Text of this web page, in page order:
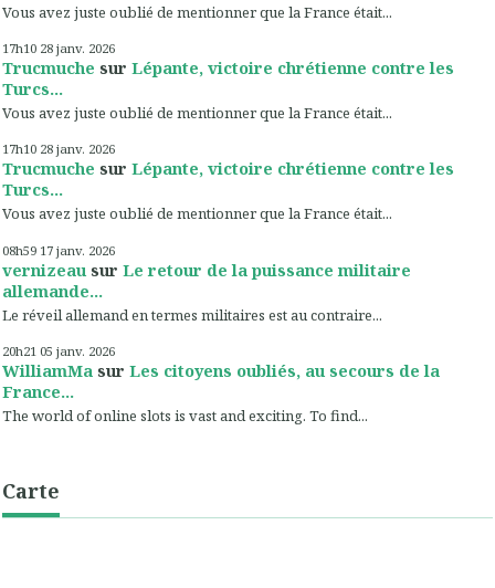
Vous avez juste oublié de mentionner que la France était...
17h10 28 janv. 2026
Trucmuche sur Lépante, victoire chrétienne contre les
Turcs...
Vous avez juste oublié de mentionner que la France était...
17h10 28 janv. 2026
Trucmuche sur Lépante, victoire chrétienne contre les
Turcs...
Vous avez juste oublié de mentionner que la France était...
08h59 17 janv. 2026
vernizeau sur Le retour de la puissance militaire
allemande...
Le réveil allemand en termes militaires est au contraire...
20h21 05 janv. 2026
WilliamMa sur Les citoyens oubliés, au secours de la
France...
The world of online slots is vast and exciting. To find...
Carte